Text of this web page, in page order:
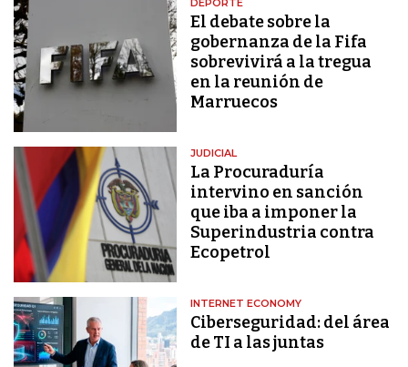
DEPORTE
El debate sobre la
gobernanza de la Fifa
sobrevivirá a la tregua
en la reunión de
Marruecos
JUDICIAL
La Procuraduría
intervino en sanción
que iba a imponer la
Superindustria contra
Ecopetrol
INTERNET ECONOMY
Ciberseguridad: del área
de TI a las juntas